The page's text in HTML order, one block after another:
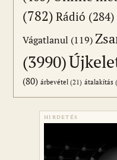
(782) Rádió (284)
Vágatlanul (119)
(3990)
(80) árbevétel (21) átalakítás
HIRDETÉS